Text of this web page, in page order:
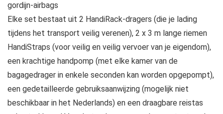
gordijn-airbags
Elke set bestaat uit 2 HandiRack-dragers (die je lading
tijdens het transport veilig verenen), 2 x 3 m lange riemen
HandiStraps (voor veilig en veilig vervoer van je eigendom),
een krachtige handpomp (met elke kamer van de
bagagedrager in enkele seconden kan worden opgepompt),
een gedetailleerde gebruiksaanwijzing (mogelijk niet
beschikbaar in het Nederlands) en een draagbare reistas